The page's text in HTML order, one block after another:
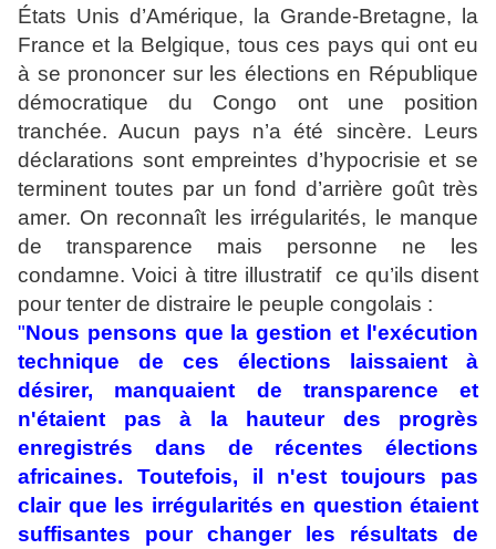
États Unis d’Amérique, la Grande-Bretagne, la
France et la Belgique, tous ces pays qui ont eu
à se prononcer sur les élections en République
démocratique du Congo ont une position
tranchée. Aucun pays n’a été sincère. Leurs
déclarations sont empreintes d’hypocrisie et se
terminent toutes par un fond d’arrière goût très
amer. On reconnaît les irrégularités, le manque
de transparence mais personne ne les
condamne. Voici à titre illustratif ce qu’ils disent
pour tenter de distraire le peuple congolais :
"Nous pensons que la gestion et l'exécution
technique de ces élections laissaient à
désirer, manquaient de transparence et
n'étaient pas à la hauteur des progrès
enregistrés dans de récentes élections
africaines. Toutefois, il n'est toujours pas
clair que les irrégularités en question étaient
suffisantes pour changer les résultats de